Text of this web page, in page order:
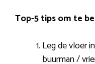
Top-5 tips om te
Leg de vloer
buurman /